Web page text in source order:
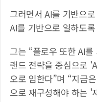
그러면서 AI를 기반으
AI를 기반으로 일하도
그는 “플로우 또한 AI
랜드 전략을 중심으로
오로 임한다”며 “지금
으로 재구성해야 하는 '